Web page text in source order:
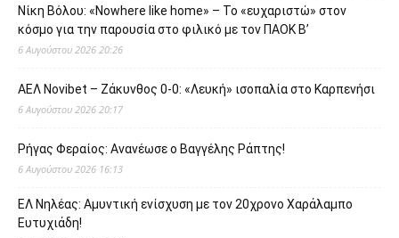
Νίκη Βόλου: «Nowhere like home» – Το «ευχαριστώ» στον
κόσμο για την παρουσία στο φιλικό με τον ΠΑΟΚ Β’
6 Αυγούστου 2026 20:26
ΑΕΛ Novibet – Ζάκυνθος 0-0: «Λευκή» ισοπαλία στο Καρπενήσι
6 Αυγούστου 2026 20:17
Ρήγας Φεραίος: Ανανέωσε ο Βαγγέλης Ράπτης!
6 Αυγούστου 2026 16:13
ΕΛ Νηλέας: Αμυντική ενίσχυση με τον 20χρονο Χαράλαμπο
Ευτυχιάδη!